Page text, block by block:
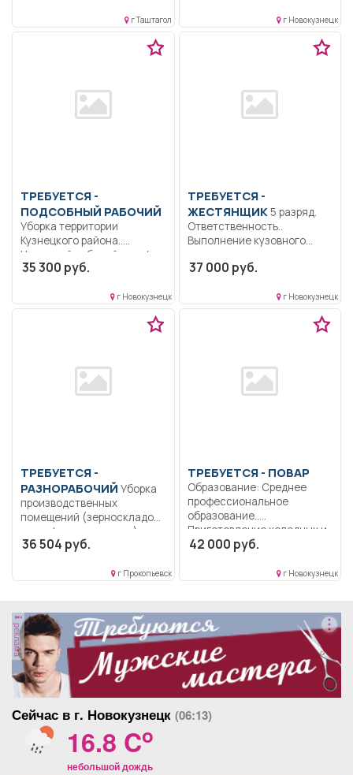
г Таштагол г Новокузнецк
ТРЕБУЕТСЯ -
ПОДСОБНЫЙ РАБОЧИЙ
Уборка территории
Кузнецкого района..
Неполный рабочий день/
неполная рабочая неделя..
35 300 руб.
г Новокузнецк
ТРЕБУЕТСЯ -
ЖЕСТЯНЩИК5 разряд.
Ответственность..
Выполнение кузовного
контроль выполненных
37 000 руб.
г Новокузнецк
ТРЕБУЕТСЯ -
РАЗНОРАБОЧИЙ
производственных
помещений (зерноскладов,
картофелехранилища),
поддержание надлежащего
36 504 руб.
г Прокопьевск
ТРЕБУЕТСЯ - ПОВАР
Образование: Среднее
профессиональное
образование..
Приготовление холодных и
горячих блюд,...
42 000 руб.
г Новокузнецк
реклама
Сейчас в г. Новокузнецк (06:13)
16.8 Co
небольшой дождь